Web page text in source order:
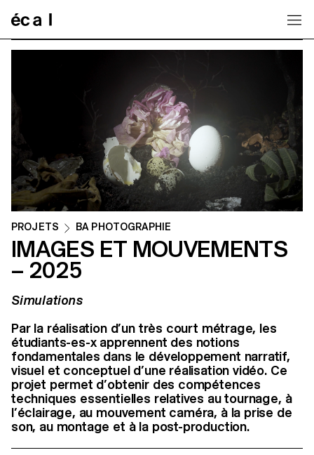
PROJETS BA PHOTOGRAPHIE
IMAGES ET MOUVEMENTS
– 2025
Simulations
Par la réalisation d’un très court métrage, les
étudiants-es-x apprennent des notions
fondamentales dans le développement narratif,
visuel et conceptuel d’une réalisation vidéo. Ce
projet permet d’obtenir des compétences
techniques essentielles relatives au tournage, à
l’éclairage, au mouvement caméra, à la prise de
son, au montage et à la post-production.